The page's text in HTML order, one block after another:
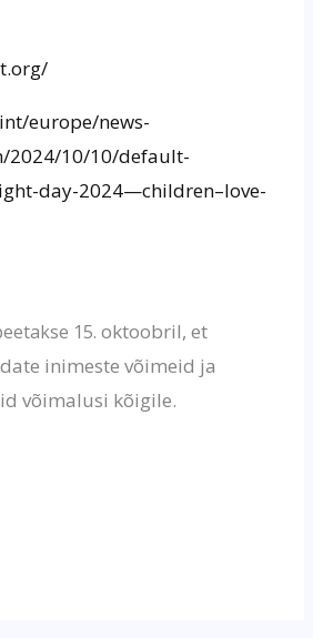
europe/news-
2024/10/10/default-
day-2024—children–love-
15. oktoobril, et
inimeste võimeid ja
võimalusi kõigile.